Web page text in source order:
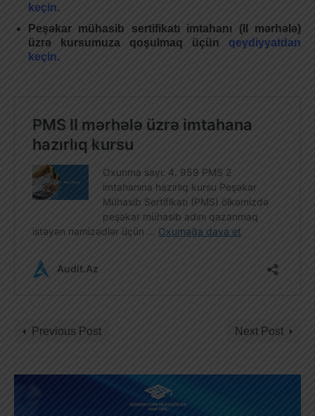
keçin.
Peşəkar mühasib sertifikatı imtahanı (II mərhələ)
üzrə kursumuza qoşulmaq üçün qeydiyyatdan
keçin.
Previous Post Next Post